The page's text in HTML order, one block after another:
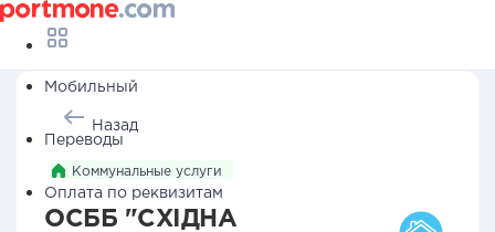
Мобильный
Переводы
Оплата по реквизитам
Назад
Коммунальные услуги
ОСББ "СХІДНА